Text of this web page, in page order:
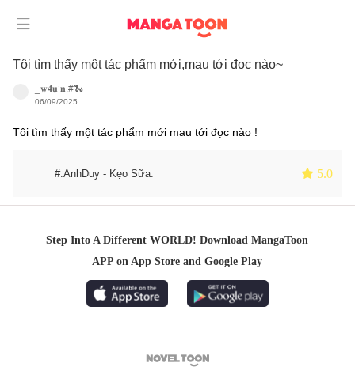

Tôi tìm thấy một tác phẩm mới,mau tới đọc nào~
_𝐰𝟒𝐮’𝐧.#🐍
06/09/2025
Tôi tìm thấy một tác phẩm mới mau tới đọc nào !
#.AnhDuy - Kẹo Sữa.  5.0
Step Into A Different WORLD! Download MangaToon
APP on App Store and Google Play
